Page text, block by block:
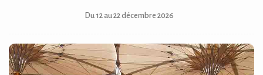
Du 12 au 22 décembre 2026